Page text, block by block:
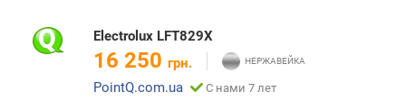
Electrolux LFT829X
16 250 грн.
PointQ.com.ua
С нами 7 лет